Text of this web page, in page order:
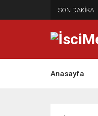
SON DAKİKA
Anasayfa